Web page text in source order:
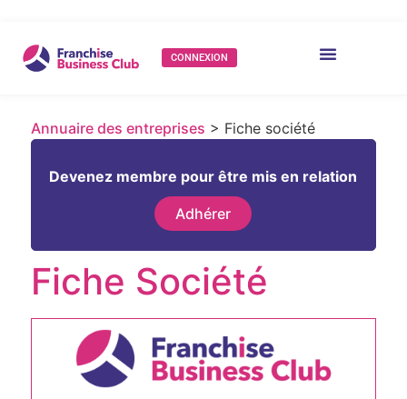
CONNEXION
Annuaire des entreprises > Fiche société
Devenez membre pour être mis en relation
Adhérer
Fiche Société